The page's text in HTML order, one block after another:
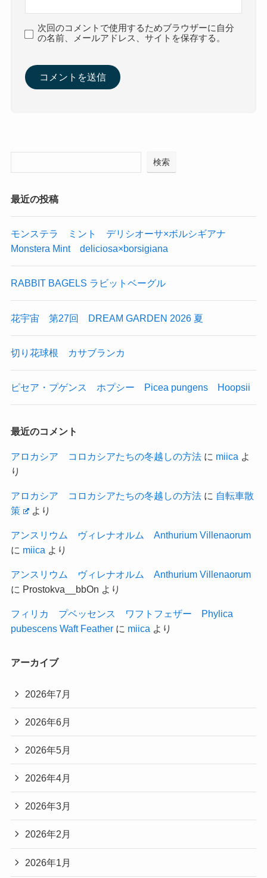
次回のコメントで使用するためブラウザーに自分
の名前、メールアドレス、サイトを保存する。
検索
最近の投稿
モンステラ ミント デリシオーサ×ボルシギアナ
Monstera Mint deliciosa×borsigiana
RABBIT BAGELS ラビットベーグル
花宇宙 第27回 DREAM GARDEN 2026 夏
切り花球根 カサブランカ
ピセア・プゲンス ホプシー Picea pungens Hoopsii
最近のコメント
アロカシア コロカシアたちの冬越しの方法に miica よ
り
アロカシア コロカシアたちの冬越しの方法に 自転車散
策
より
アンスリウム ヴィレナオルム Anthurium Villenaorum
に miica より
アンスリウム ヴィレナオルム Anthurium Villenaorum
に Prostokva__bbOn より
フィリカ プベッセンス ワフトフェザー Phylica
pubescens Waft Featherに miica より
アーカイブ
2026年7月
2026年6月
2026年5月
2026年4月
2026年3月
2026年2月
2026年1月